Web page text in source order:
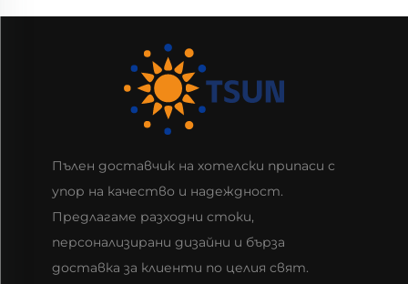
Пълен доставчик на хотелски припаси с
упор на качество и надеждност.
Предлагаме разходни стоки,
персонализирани дизайни и бърза
доставка за клиенти по целия свят.